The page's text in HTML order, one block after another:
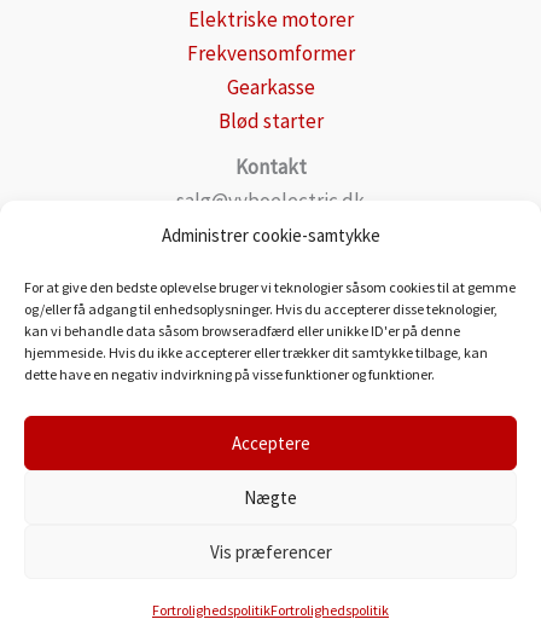
Administrer cookie-samtykke
For at give den bedste oplevelse bruger vi teknologier såsom cookies til at gemme
og/eller få adgang til enhedsoplysninger. Hvis du accepterer disse teknologier,
kan vi behandle data såsom browseradfærd eller unikke ID'er på denne
hjemmeside. Hvis du ikke accepterer eller trækker dit samtykke tilbage, kan
dette have en negativ indvirkning på visse funktioner og funktioner.
Acceptere
Nægte
Vis præferencer
FortrolighedspolitikFortrolighedspolitik
Elektriske motorer
Frekvensomformer
Gearkasse
Blød starter
Kontakt
salg@vyboelectric.dk
+49 15123569470
Fortrolighedspolitik
Transportere
Kontakt
VYBO Electric Danmark